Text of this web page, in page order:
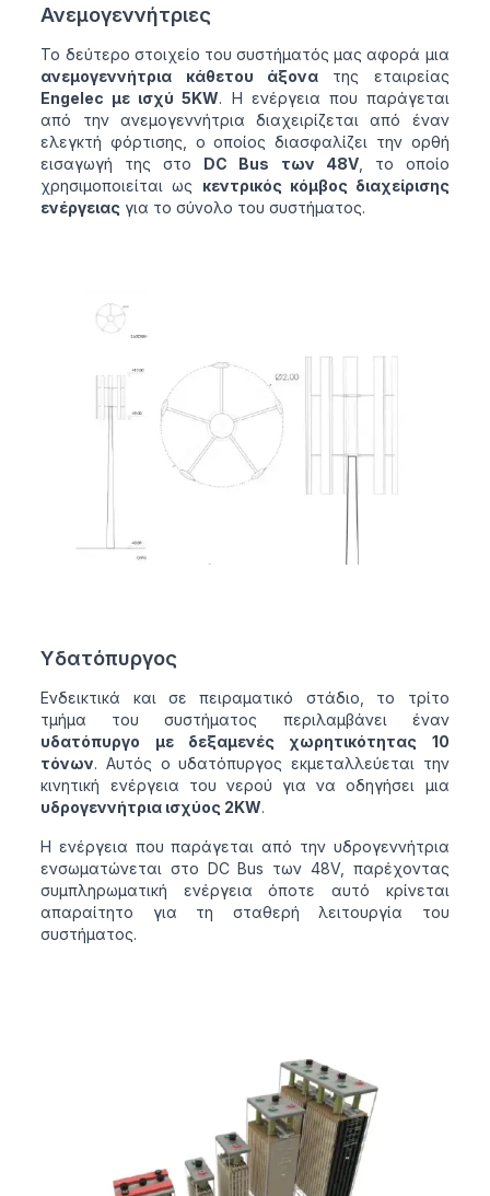
Ανεμογεννήτριες
Το δεύτερο στοιχείο του συστήματός μας αφορά μια
ανεμογεννήτρια κάθετου άξονα της εταιρείας
Engelec με ισχύ 5KW. Η ενέργεια που παράγεται
από την ανεμογεννήτρια διαχειρίζεται από έναν
ελεγκτή φόρτισης, ο οποίος διασφαλίζει την ορθή
εισαγωγή της στο DC Bus των 48V, το οποίο
χρησιμοποιείται ως κεντρικός κόμβος διαχείρισης
ενέργειας για το σύνολο του συστήματος.
Υδατόπυργος
Ενδεικτικά και σε πειραματικό στάδιο, το τρίτο
τμήμα του συστήματος περιλαμβάνει έναν
υδατόπυργο με δεξαμενές χωρητικότητας 10
τόνων. Αυτός ο υδατόπυργος εκμεταλλεύεται την
κινητική ενέργεια του νερού για να οδηγήσει μια
υδρογεννήτρια ισχύος 2KW.
Η ενέργεια που παράγεται από την υδρογεννήτρια
ενσωματώνεται στο DC Bus των 48V, παρέχοντας
συμπληρωματική ενέργεια όποτε αυτό κρίνεται
απαραίτητο για τη σταθερή λειτουργία του
συστήματος.